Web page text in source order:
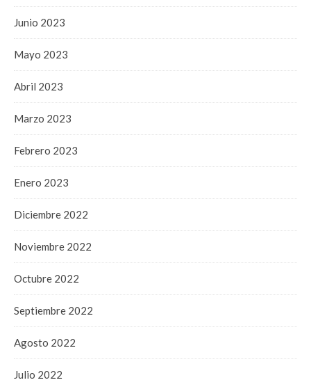
Junio 2023
Mayo 2023
Abril 2023
Marzo 2023
Febrero 2023
Enero 2023
Diciembre 2022
Noviembre 2022
Octubre 2022
Septiembre 2022
Agosto 2022
Julio 2022